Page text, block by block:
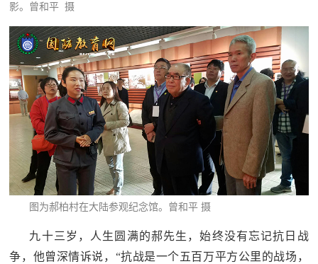
影。曾和平 摄
图为郝柏村在大陆参观纪念馆。曾和平 摄
九十三岁，人生圆满的郝先生，始终没有忘记抗日战
争，他曾深情诉说，“抗战是一个五百万平方公里的战场，